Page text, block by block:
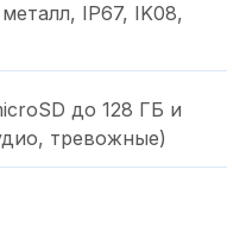
IP67, IK08,
до 128 ГБ и
тревожные)